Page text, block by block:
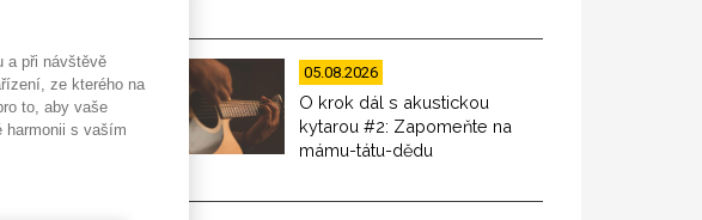
05.08.2026
O krok dál s akustickou
kytarou #2: Zapomeňte na
mámu-tátu-dědu
a při návštěvě
ze kterého na
to, aby vaše
harmonii s vaším